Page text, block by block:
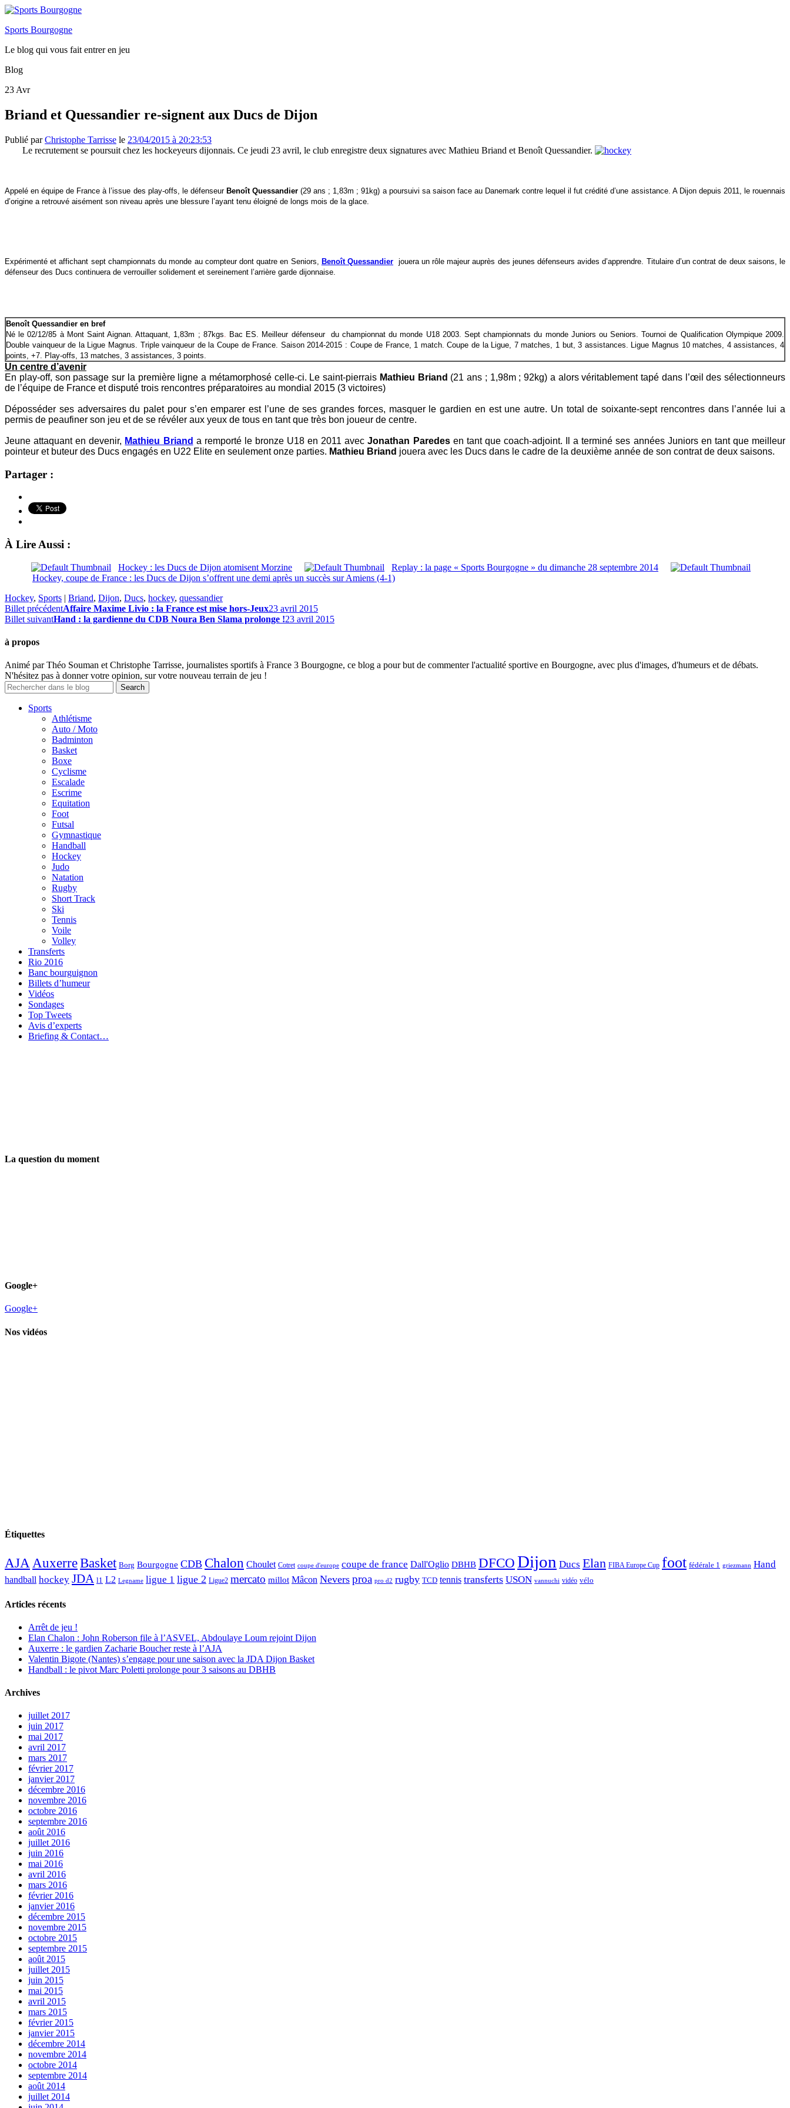
Sports Bourgogne
Le blog qui vous fait entrer en jeu
Blog
23 Avr
Briand et Quessandier re-signent aux Ducs de Dijon
Publié parChristophe Tarrisse le 23/04/2015 à 20:23:53
Le recrutement se poursuit chez les hockeyeurs dijonnais. Ce jeudi 23 avril, le club enregistre deux signatures avec Mathieu Briand et Benoît Quessandier.
Appelé en équipe de France à l’issue des play-offs, le défenseur Benoît Quessandier(29 ans ; 1,83m ; 91kg) a poursuivi sa saison face au Danemark contre lequel il fut crédité d’une assistance. A Dijon depuis 2011, le rouennais
d’origine a retrouvé aisément son niveau après une blessure l’ayant tenu éloigné de longs mois de la glace.
Expérimenté et affichant sept championnats du monde au compteur dont quatre en Seniors, Benoît Quessandier jouera un rôle majeur auprès des jeunes défenseurs avides d’apprendre. Titulaire d’un contrat de deux saisons, le
défenseur des Ducs continuera de verrouiller solidement et sereinement l’arrière garde dijonnaise.
Benoît Quessandier en bref
Né le 02/12/85 à Mont Saint Aignan. Attaquant, 1,83m ; 87kgs
Bac ES.
Meilleur défenseur du championnat du monde U18 2003. Sept championnats du monde Juniors ou Seniors. Tournoi de Qualification Olympique 2009.
Double vainqueur de la Ligue Magnus. Triple vainqueur de la Coupe de France . Saison 2014-2015 : Coupe de France, 1 match. Coupe de la Ligue, 7 matches, 1 but, 3 assistances. Ligue Magnus 10 matches, 4 assistances, 4
points, +7. Play-offs, 13 matches, 3 assistances, 3 points.
Un centre d’avenir
En play-off, son passage sur la première ligne a métamorphosé celle-ci. Le saint-pierrais Mathieu Briand (21 ans ; 1,98m ; 92kg) a alors véritablement tapé dans l’œil des sélectionneurs
de l’équipe de France et disputé trois rencontres préparatoires au mondial 2015 (3 victoires)
Déposséder ses adversaires du palet pour s’en emparer est l’une de ses grandes forces, masquer le gardien en est une autre. Un total de soixante-sept rencontres dans l’année lui a
permis de peaufiner son jeu et de se révéler aux yeux de tous en tant que très bon joueur de centre.
Jeune attaquant en devenir, Mathieu Briand a remporté le bronze U18 en 2011 avecJonathan Paredesen tant que coach-adjoint. Il a terminé ses années Juniors en tant que meilleur
pointeur et buteur des Ducs engagés en U22 Elite en seulement onze parties. Mathieu Briand jouera avec les Ducs dans le cadre de la deuxième année de son contrat de deux saisons.
Partager :
À Lire Aussi :
Hockey : les Ducs de Dijon atomisent Morzine
Replay : la page « Sports Bourgogne » du dimanche 28 septembre 2014
Hockey, coupe de France : les Ducs de Dijon s’offrent une demi après un succès sur Amiens (4-1)
Hockey, Sports | Briand, Dijon, Ducs, hockey, quessandier
Billet précédentAffaire Maxime Livio : la France est mise hors-Jeux23 avril 2015
Billet suivantHand : la gardienne du CDB Noura Ben Slama prolonge !23 avril 2015
à propos
Animé par Théo Souman et Christophe Tarrisse, journalistes sportifs à France 3 Bourgogne, ce blog a pour but de commenter l'actualité sportive en Bourgogne, avec plus d'images, d'humeurs et de débats.
N'hésitez pas à donner votre opinion, sur votre nouveau terrain de jeu !
Sports
Athlétisme
Auto / Moto
Badminton
Basket
Boxe
Cyclisme
Escalade
Escrime
Equitation
Foot
Futsal
Gymnastique
Handball
Hockey
Judo
Natation
Rugby
Short Track
Ski
Tennis
Voile
Volley
Transferts
Rio 2016
Banc bourguignon
Billets d’humeur
Vidéos
Sondages
Top Tweets
Avis d’experts
Briefing & Contact…
La question du moment
Google+
Google+
Nos vidéos
Étiquettes
AJAAuxerreBasket Borg Bourgogne CDB Chalon Choulet Cotret coupe d'europe coupe de france Dall'Oglio DBHB DFCODijon Ducs Elan FIBA Europe Cup foot fédérale 1 griezmann Hand
handball hockey JDA l1 L2 Legname ligue 1 ligue 2 Ligue2 mercato millot Mâcon Nevers proa pro d2 rugby TCD tennis transferts USON vannuchi vidéo vélo
Articles récents
Arrêt de jeu !
Elan Chalon : John Roberson file à l’ASVEL, Abdoulaye Loum rejoint Dijon
Auxerre : le gardien Zacharie Boucher reste à l’AJA
Valentin Bigote (Nantes) s’engage pour une saison avec la JDA Dijon Basket
Handball : le pivot Marc Poletti prolonge pour 3 saisons au DBHB
Archives
juillet 2017
juin 2017
mai 2017
avril 2017
mars 2017
février 2017
janvier 2017
décembre 2016
novembre 2016
octobre 2016
septembre 2016
août 2016
juillet 2016
juin 2016
mai 2016
avril 2016
mars 2016
février 2016
janvier 2016
décembre 2015
novembre 2015
octobre 2015
septembre 2015
août 2015
juillet 2015
juin 2015
mai 2015
avril 2015
mars 2015
février 2015
janvier 2015
décembre 2014
novembre 2014
octobre 2014
septembre 2014
août 2014
juillet 2014